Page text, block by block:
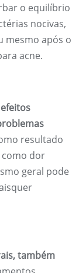
o equilíbrio
nocivas,
mesmo após o
acne.
resultado
dor
geral pode
também